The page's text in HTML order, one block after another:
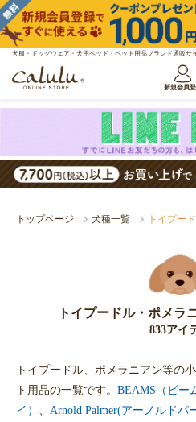
犬服・ドッグウェア・犬用ベッド・ペット用品ブランド通販サ
新規会員
トップページ 犬種一覧 トイプー
トイプードル・ポメラ
833アイ
トイプードル、ポメラニアン等の
ト用品の一覧です。 BEAMS（ビー
イ）
Arnold Palmer(アーノルドパ